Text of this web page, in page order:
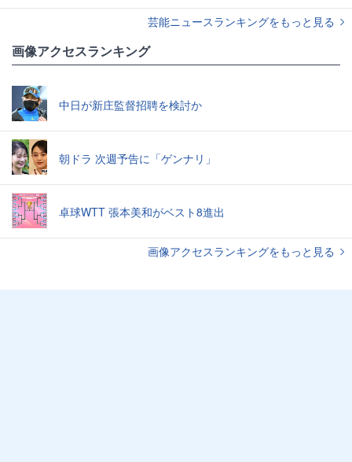
芸能ニュースランキングをもっと見る
画像アクセスランキング
中日が新庄監督招聘を検討か
朝ドラ 次週予告に「ゲンナリ」
卓球WTT 張本美和がベスト8進出
画像アクセスランキングをもっと見る